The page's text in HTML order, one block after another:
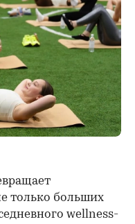
только больших
wellness-